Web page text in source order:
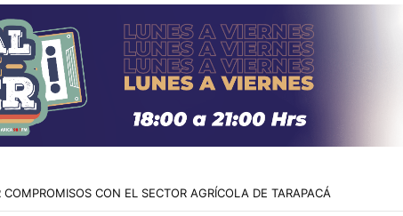
TRANSNACIONAL EN EL CORREDOR BIOCEÁNICO